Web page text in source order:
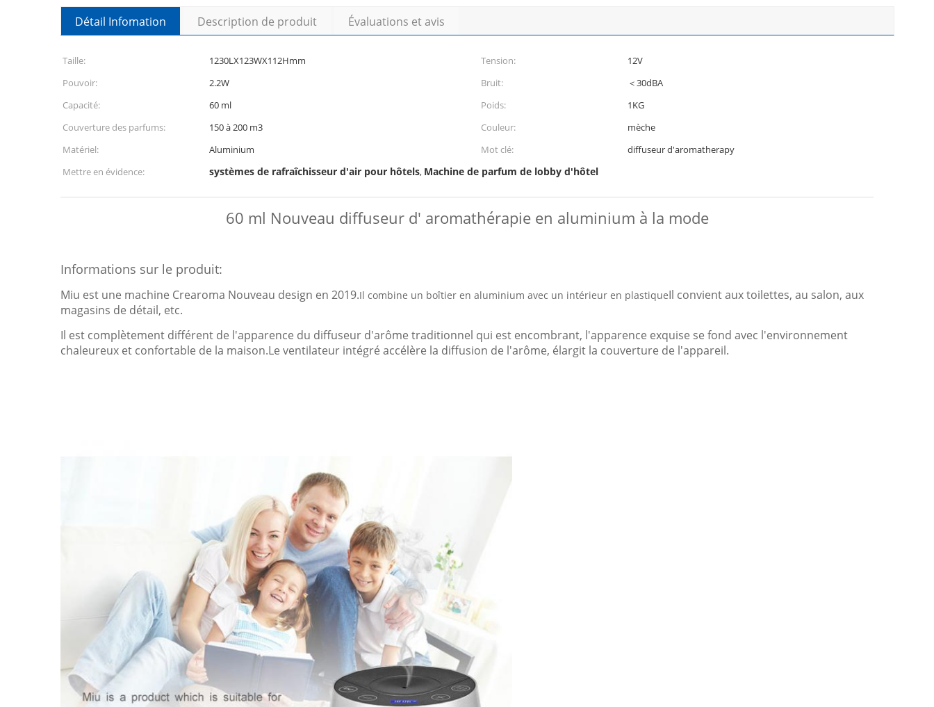
Détail Infomation Description de produit Évaluations et avis
Taille: 1230LX123WX112Hmm Tension:
12V
Pouvoir:
2.2W Bruit:
＜30dBA
Capacité:
60 ml Poids:
1KG
Couverture des parfums:
150 à 200 m3 Couleur:
mèche
Matériel:
Aluminium Mot clé:
diffuseur d'aromatherapy
Mettre en évidence:
systèmes de rafraîchisseur d'air pour hôtels, Machine de parfum de lobby d'hôtel
60 ml Nouveau diffuseur d' aromathérapie en aluminium à la mode
Informations sur le produit:
Miu est une machine Crearoma Nouveau design en 2019.Il combine un boîtier en aluminium avec un intérieur en plastiqueIl convient aux toilettes, au salon, aux
magasins de détail, etc.
Il est complètement différent de l'apparence du diffuseur d'arôme traditionnel qui est encombrant, l'apparence exquise se fond avec l'environnement
chaleureux et confortable de la maison.Le ventilateur intégré accélère la diffusion de l'arôme, élargit la couverture de l'appareil.